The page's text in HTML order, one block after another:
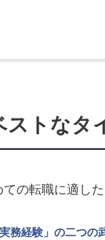
トなタ
の転職に適し
務経験」の二つの